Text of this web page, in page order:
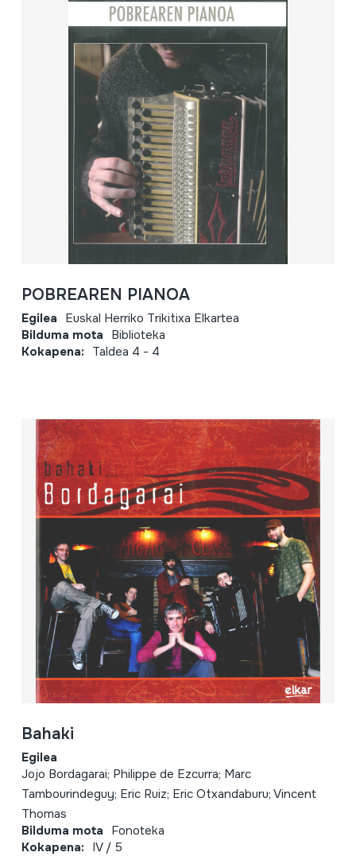
POBREAREN PIANOA
Egilea Euskal Herriko Trikitixa Elkartea
Bilduma mota Biblioteka
Kokapena: Taldea 4 - 4
Bahaki
Egilea
Jojo Bordagarai; Philippe de Ezcurra; Marc
Tambourindeguy; Eric Ruiz; Eric Otxandaburu; Vincent
Thomas
Bilduma mota Fonoteka
Kokapena: IV / 5